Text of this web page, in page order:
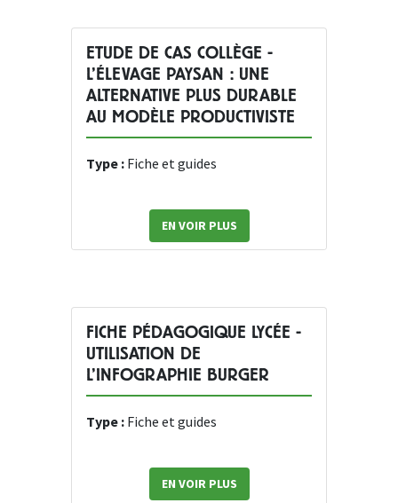
ETUDE DE CAS COLLÈGE -
L’ÉLEVAGE PAYSAN : UNE
ALTERNATIVE PLUS DURABLE
AU MODÈLE PRODUCTIVISTE
Type : Fiche et guides
EN VOIR PLUS
FICHE PÉDAGOGIQUE LYCÉE -
UTILISATION DE
L’INFOGRAPHIE BURGER
Type : Fiche et guides
EN VOIR PLUS